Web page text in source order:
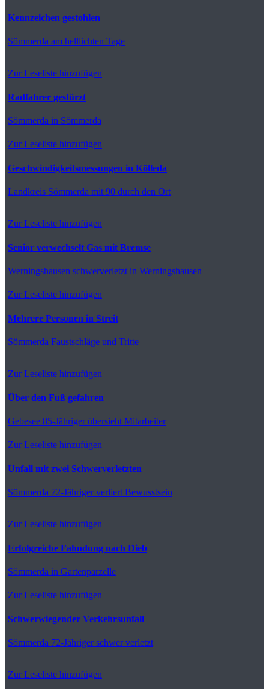
Kennzeichen gestohlen
Sömmerda am helllichten Tage
Zur Leseliste hinzufügen
Radfahrer gestürzt
Sömmerda in Sömmerda
Zur Leseliste hinzufügen
Geschwindigkeitsmessungen in Kölleda
Landkreis Sömmerda mit 90 durch den Ort
Zur Leseliste hinzufügen
Senior verwechselt Gas mit Bremse
Werningshausen schwerverletzt in Werningshausen
Zur Leseliste hinzufügen
Mehrere Personen in Streit
Sömmerda Faustschläge und Tritte
Zur Leseliste hinzufügen
Über den Fuß gefahren
Gebesee 85-Jähriger übersieht Mitarbeiter
Zur Leseliste hinzufügen
Unfall mit zwei Schwerverletzten
Sömmerda 72-Jähriger verliert Bewusstsein
Zur Leseliste hinzufügen
Erfolgreiche Fahndung nach Dieb
Sömmerda in Gartenparzelle
Zur Leseliste hinzufügen
Schwerwiegender Verkehrsunfall
Sömmerda 72-Jähriger schwer verletzt
Zur Leseliste hinzufügen